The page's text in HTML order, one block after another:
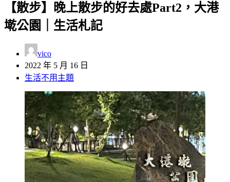
【散步】晚上散步的好去處Part2，大港
墘公園｜生活札記
vico
2022 年 5 月 16 日
生活不用主題